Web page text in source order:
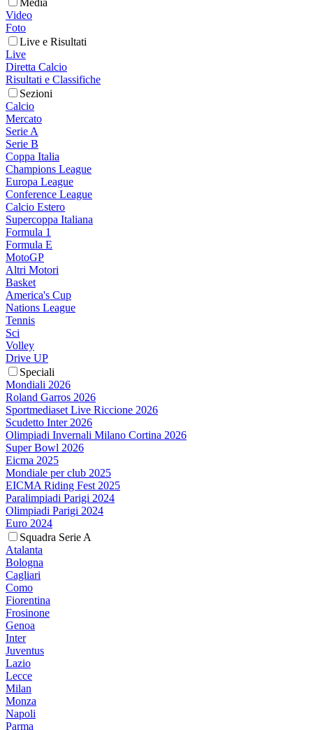
Media
Video
Foto
Live e Risultati
Live
Diretta Calcio
Risultati e Classifiche
Sezioni
Calcio
Mercato
Serie A
Serie B
Coppa Italia
Champions League
Europa League
Conference League
Calcio Estero
Supercoppa Italiana
Formula 1
Formula E
MotoGP
Altri Motori
Basket
America's Cup
Nations League
Tennis
Sci
Volley
Drive UP
Speciali
Mondiali 2026
Roland Garros 2026
Sportmediaset Live Riccione 2026
Scudetto Inter 2026
Olimpiadi Invernali Milano Cortina 2026
Super Bowl 2026
Eicma 2025
Mondiale per club 2025
EICMA Riding Fest 2025
Paralimpiadi Parigi 2024
Olimpiadi Parigi 2024
Euro 2024
Squadra Serie A
Atalanta
Bologna
Cagliari
Como
Fiorentina
Frosinone
Genoa
Inter
Juventus
Lazio
Lecce
Milan
Monza
Napoli
Parma